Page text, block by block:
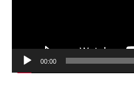
00:00